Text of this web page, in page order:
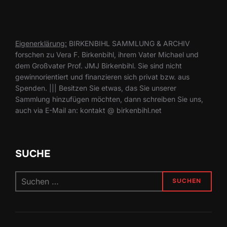
Eigenerklärung: BIRKENBIHL SAMMLUNG & ARCHIV
forschen zu Vera F. Birkenbihl, ihrem Vater Michael und
dem Großvater Prof. JMJ Birkenbihl. Sie sind nicht
gewinnorientiert und finanzieren sich privat bzw. aus
Spenden. ||| Besitzen Sie etwas, das Sie unserer
Sammlung hinzufügen möchten, dann schreiben Sie uns,
auch via E-Mail an: kontakt @ birkenbihl.net
SUCHE
nach:
SUCHEN